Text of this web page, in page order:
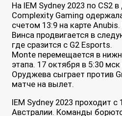
На IEM Sydney 2023 по CS2
Complexity Gaming
счетом 13:9 на карте
Винса продвигается в
где сразится с G2 Esports.
Monte перемещается в
этапа. 17 октября в 5:30
Оруджева сыграет против
матче на вылет.
IEM Sydney 2023 проходит с
Австралии. Команды